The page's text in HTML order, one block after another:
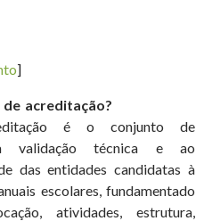
]
acreditação?
é o conjunto de
validação técnica e ao
das entidades candidatas à
escolares, fundamentado
atividades, estrutura,